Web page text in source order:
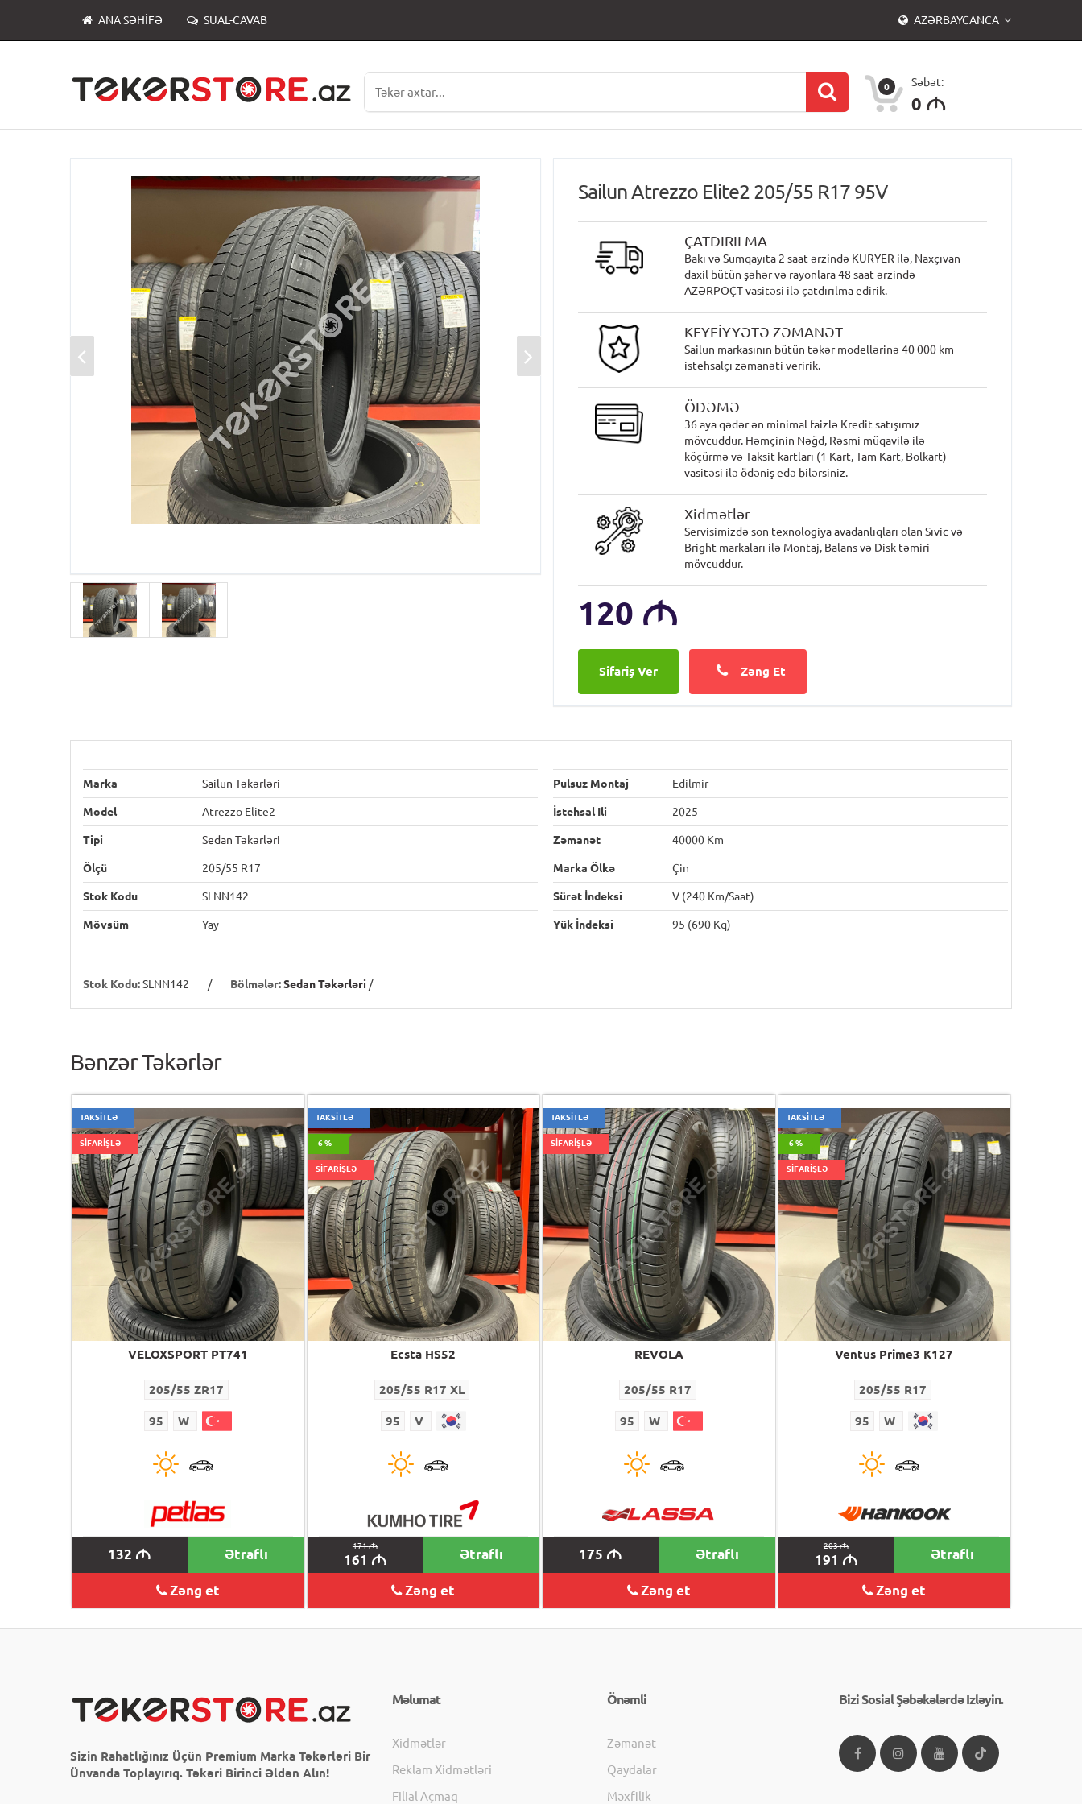
ANA SƏHIFƏ SUAL-CAVAB AZƏRBAYCANCA
0 Səbət:
0 M
Sailun Atrezzo Elite2 205/55 R17 95V
ÇATDIRILMA
Bakı və Sumqayıta 2 saat ərzində KURYER ilə, Naxçıvan
daxil bütün şəhər və rayonlara 48 saat ərzində
AZƏRPOÇT vasitəsi ilə çatdırılma edirik.
KEYFİYYƏTƏ ZƏMANƏT
Sailun markasının bütün təkər modellərinə 40 000 km
istehsalçı zəmanəti veririk.
ÖDƏMƏ
36 aya qədər ən minimal faizlə Kredit satışımız
mövcuddur. Həmçinin Nəğd, Rəsmi müqavilə ilə
köçürmə və Taksit kartları (1 Kart, Tam Kart, Bolkart)
vasitəsi ilə ödəniş edə bilərsiniz.
Xidmətlər
Servisimizdə son texnologiya avadanlıqları olan Sıvic və
Bright markaları ilə Montaj, Balans və Disk təmiri
mövcuddur.
120 M
Zəng Et
Marka Sailun Təkərləri
Model Atrezzo Elite2
Tipi Sedan Təkərləri
Ölçü 205/55 R17
Stok Kodu SLNN142
Mövsüm Yay
Pulsuz Montaj Edilmir
İstehsal Ili 2025
Zəmanət 40000 Km
Marka Ölkə Çin
Sürət İndeksi V (240 Km/saat)
Yük İndeksi 95 (690 Kq)
Stok Kodu:SLNN142 / Bölmələr:Sedan Təkərləri /
Bənzər Təkərlər
TAKSİTLƏ
SİFARİŞLƏ
VELOXSPORT PT741
205/55 ZR17
95 W
132 M Ətraflı
Zəng et
TAKSİTLƏ
-6 %
SİFARİŞLƏ
Ecsta HS52
205/55 R17 XL
95 V
171M
161 M Ətraflı
Zəng et
TAKSİTLƏ
SİFARİŞLƏ
REVOLA
205/55 R17
95 W
175 M Ətraflı
Zəng et
TAKSİTLƏ
-6 %
SİFARİŞLƏ
Ventus Prime3 K127
205/55 R17
95 W
203M
191 M Ətraflı
Zəng et
Sizin Rahatlığınız Üçün Premium Marka Təkərləri Bir
Ünvanda Toplayırıq. Təkəri Birinci Əldən Alın!
Məlumat
Xidmətlər
Reklam Xidmətləri
Filial Açmaq
Önəmli
Zəmanət
Qaydalar
Məxfilik
Bizi Sosial Şəbəkələrdə Izləyin.